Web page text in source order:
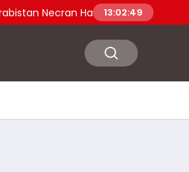
Necran Havalimanı’nı İHA ile
13:02:49